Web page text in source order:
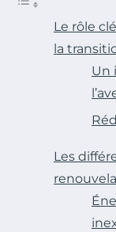
Le rôle
la
Un
Les